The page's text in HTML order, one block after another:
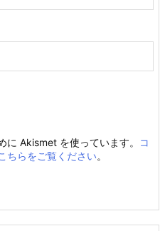
に Akismet を使っています。
コ
ちらをご覧ください。